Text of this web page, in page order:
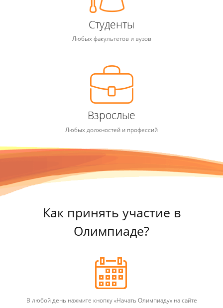
Студенты
Любых факультетов и вузов
Взрослые
Любых должностей и профессий
Как принять участие в
Олимпиаде?
В любой день нажмите кнопку «Начать Олимпиаду» на сайте